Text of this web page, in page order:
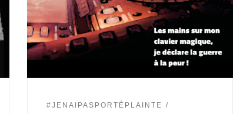
#JENAIPASPORTÉPLAINTE